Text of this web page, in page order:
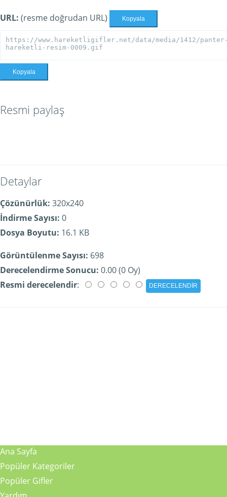
URL: (resme doğrudan URL) Kopyala
Kopyala
Resmi paylaş
Detaylar
Çözünürlük: 320x240
İndirme Sayısı: 0
Dosya Boyutu: 16.1 KB
Görüntülenme Sayısı: 698
Derecelendirme Sonucu: 0.00 (0 Oy)
Resmi derecelendir:
Ana Sayfa
Popüler Kategoriler
Popüler Gifler